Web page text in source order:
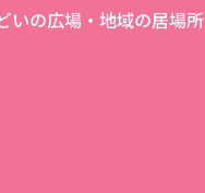
いの広場・地域の居場所